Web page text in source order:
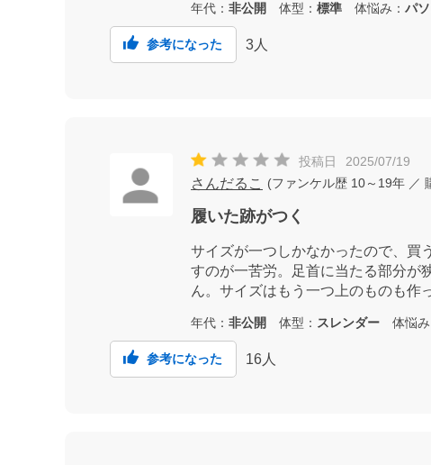
年代： 非公開 体型： 標準 体悩み： パ
参考になった 3 人
投稿日 2025/07/19
さんだるこ (ファンケル歴 10～19年 ／
履いた跡がつく
サイズが一つしかなかったので、買
すのが一苦労。足首に当たる部分が
ん。サイズはもう一つ上のものも作
年代： 非公開 体型： スレンダー 体悩み
参考になった 16 人